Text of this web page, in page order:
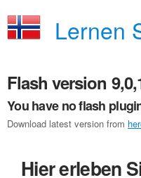
Lernen
Flash version
You have no flash
Download latest version from
Hier erleben